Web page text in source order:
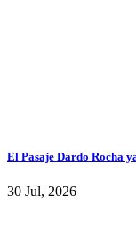
El Pasaje Dardo Rocha
30 Jul, 2026